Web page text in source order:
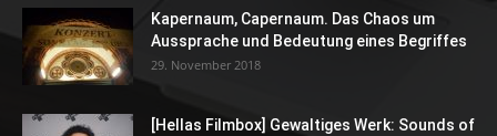
Kapernaum, Capernaum. Das Chaos um
Aussprache und Bedeutung eines Begriffes
29. November 2018
[Hellas Filmbox] Gewaltiges Werk: Sounds of